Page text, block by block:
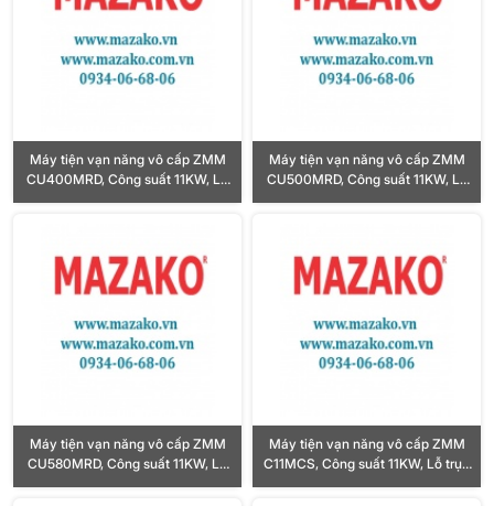
Máy tiện vạn năng vô cấp ZMM
CU400MRD, Công suất 11KW, Lỗ
trục chính Ø72mm
Máy tiện vạn năng vô cấp ZMM
CU500MRD, Công suất 11KW, Lỗ
trục chính Ø72mm
Máy tiện vạn năng vô cấp ZMM
CU580MRD, Công suất 11KW, Lỗ
trục chính Ø72mm
Máy tiện vạn năng vô cấp ZMM
C11MCS, Công suất 11KW, Lỗ trục
chính Ø80mm